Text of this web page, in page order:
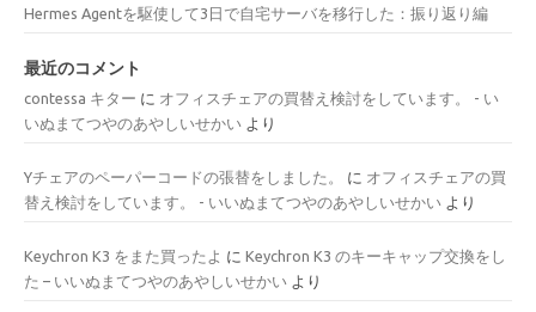
Hermes Agentを駆使して3日で自宅サーバを移行した：振り返り編
最近のコメント
contessa キター に オフィスチェアの買替え検討をしています。 - い
いぬまてつやのあやしいせかい より
Yチェアのペーパーコードの張替をしました。 に オフィスチェアの買
替え検討をしています。 - いいぬまてつやのあやしいせかい より
Keychron K3 をまた買ったよ に Keychron K3 のキーキャップ交換をし
た – いいぬまてつやのあやしいせかい より